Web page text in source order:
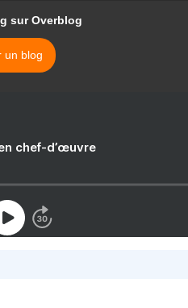
sur Overblog
un blog
chef-d’œuvre